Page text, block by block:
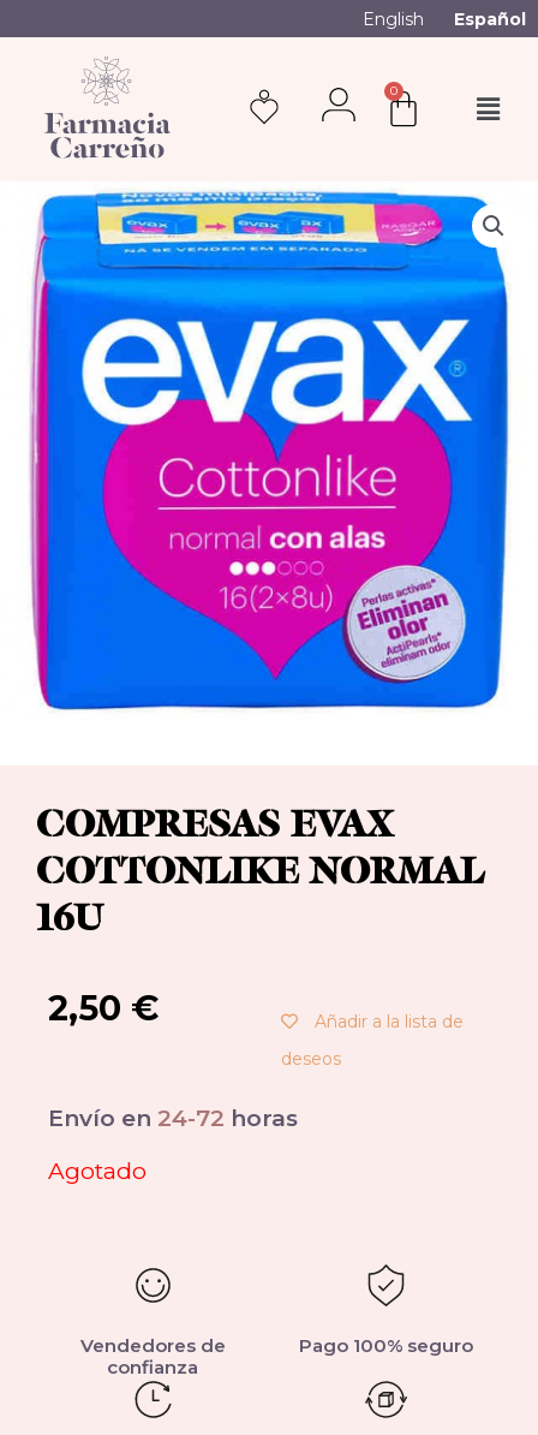
English Español
0
COMPRESAS EVAX
COTTONLIKE NORMAL
16U
2,50 €
Añadir a la lista de
deseos
Envío en 24-72 horas
Agotado
Vendedores de
confianza
Pago 100% seguro